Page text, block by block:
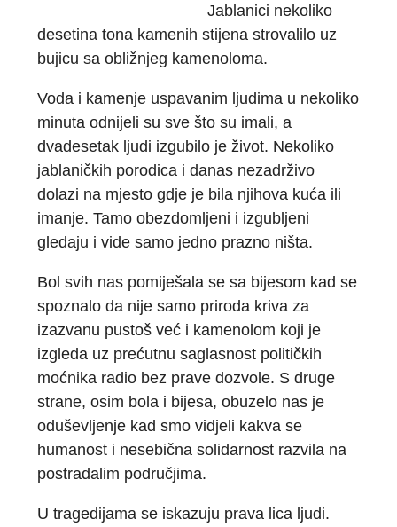
Jablanici nekoliko
desetina tona kamenih stijena strovalilo uz
bujicu sa obližnjeg kamenoloma.
Voda i kamenje uspavanim ljudima u nekoliko
minuta odnijeli su sve što su imali, a
dvadesetak ljudi izgubilo je život. Nekoliko
jablaničkih porodica i danas nezadrživo
dolazi na mjesto gdje je bila njihova kuća ili
imanje. Tamo obezdomljeni i izgubljeni
gledaju i vide samo jedno prazno ništa.
Bol svih nas pomiješala se sa bijesom kad se
spoznalo da nije samo priroda kriva za
izazvanu pustoš već i kamenolom koji je
izgleda uz prećutnu saglasnost političkih
moćnika radio bez prave dozvole. S druge
strane, osim bola i bijesa, obuzelo nas je
oduševljenje kad smo vidjeli kakva se
humanost i nesebična solidarnost razvila na
postradalim područjima.
U tragedijama se iskazuju prava lica ljudi.